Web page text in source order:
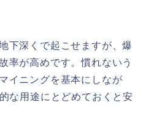
下深くで起こせますが、爆
率が高めです。慣れないう
イニングを基本にしなが
な用途にとどめておくと安